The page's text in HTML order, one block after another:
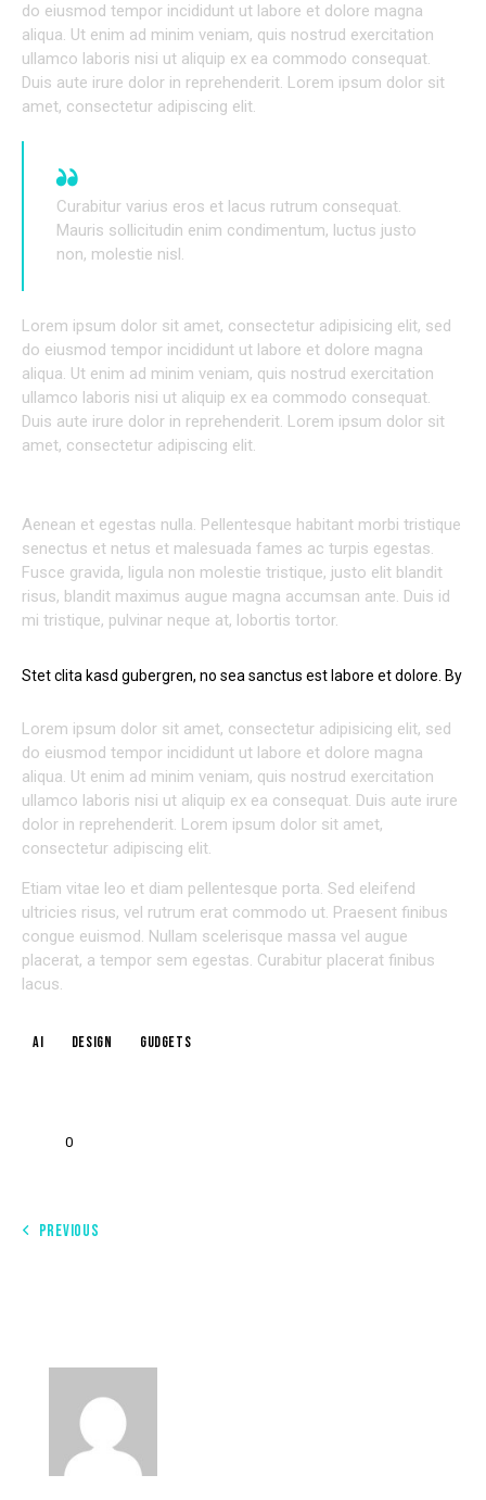
do eiusmod tempor incididunt ut labore et dolore magna
aliqua. Ut enim ad minim veniam, quis nostrud exercitation
ullamco laboris nisi ut aliquip ex ea commodo consequat.
Duis aute irure dolor in reprehenderit. Lorem ipsum dolor sit
amet, consectetur adipiscing elit.
Curabitur varius eros et lacus rutrum consequat.
Mauris sollicitudin enim condimentum, luctus justo
non, molestie nisl.
Lorem ipsum dolor sit amet, consectetur adipisicing elit, sed
do eiusmod tempor incididunt ut labore et dolore magna
aliqua. Ut enim ad minim veniam, quis nostrud exercitation
ullamco laboris nisi ut aliquip ex ea commodo consequat.
Duis aute irure dolor in reprehenderit. Lorem ipsum dolor sit
amet, consectetur adipiscing elit.
Aenean et egestas nulla. Pellentesque habitant morbi tristique
senectus et netus et malesuada fames ac turpis egestas.
Fusce gravida, ligula non molestie tristique, justo elit blandit
risus, blandit maximus augue magna accumsan ante. Duis id
mi tristique, pulvinar neque at, lobortis tortor.
Stet clita kasd gubergren, no sea sanctus est labore et dolore. By
Lorem ipsum dolor sit amet, consectetur adipisicing elit, sed
do eiusmod tempor incididunt ut labore et dolore magna
aliqua. Ut enim ad minim veniam, quis nostrud exercitation
ullamco laboris nisi ut aliquip ex ea consequat. Duis aute irure
dolor in reprehenderit. Lorem ipsum dolor sit amet,
consectetur adipiscing elit.
Etiam vitae leo et diam pellentesque porta. Sed eleifend
ultricies risus, vel rutrum erat commodo ut. Praesent finibus
congue euismod. Nullam scelerisque massa vel augue
placerat, a tempor sem egestas. Curabitur placerat finibus
lacus.
AI Design Gudgets
0
PREVIOUS